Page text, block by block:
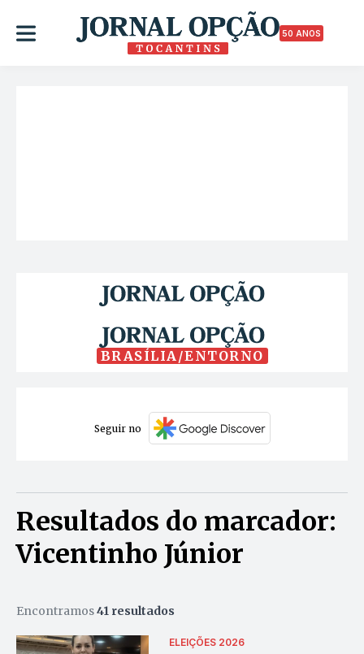
50 ANOS
BRASÍLIA/ENTORNO
Seguir no
Resultados do marcador:
Vicentinho Júnior
Encontramos41 resultados
ELEIÇÕES 2026